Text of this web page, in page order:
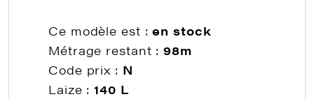
Ce modèle est :en stock
Métrage restant :98m
Code prix : N
Laize :140 L